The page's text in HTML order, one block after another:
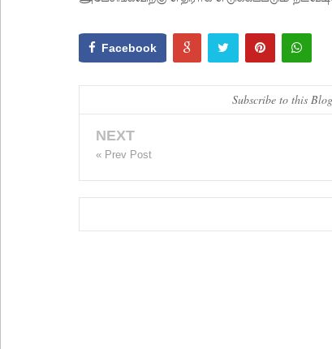
Facebook
Subscribe to this
NEXT
« Prev Post